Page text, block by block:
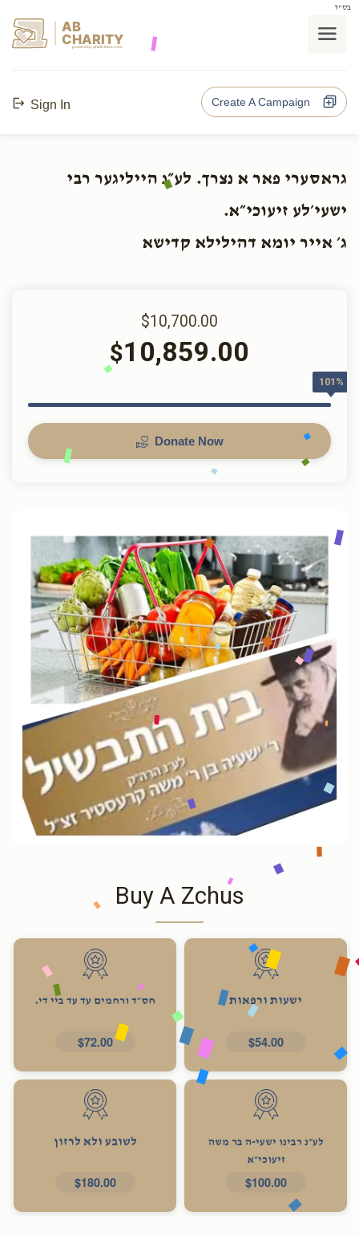
בס"ד
AB
CHARITY
powerd by ahblicklive.com
Sign In Create A Campaign
גראסערי פאר א נצרך. לע״נ הייליגער רבי
ישעי׳לע זיעוכי״א.
ג׳ אייר יומא דהילילא קדישא
$10,700.00
$10,859.00
101%
Donate Now
Buy A Zchus
ישעות ורפאות
$54.00
חס״ד ורחמים עד עד ביי די.
$72.00
לע״נ רבינו ישעי-ה בר משה
זיעוכי״א
$100.00
לשובע ולא לרזון
$180.00